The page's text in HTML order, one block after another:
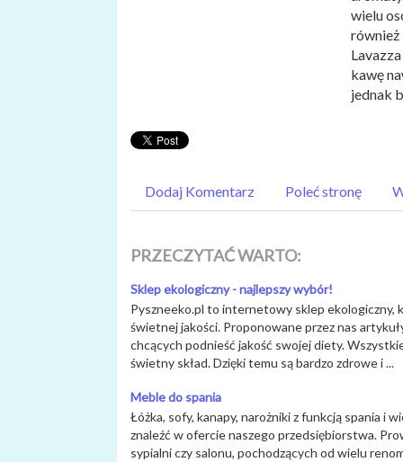
wielu
również
kawę
jednak
Dodaj Komentarz Poleć stronę
PRZECZYTAĆ WARTO:
Sklep ekologiczny - najlepszy wybór!
Pyszneeko.pl to internetowy sklep ekologiczny,
świetnej jakości. Proponowane przez nas
chcących podnieść jakość swojej diety.
świetny skład. Dzięki temu są bardzo zdrowe i ...
Meble do spania
Łóżka, sofy, kanapy, narożniki z funkcją spania i
znaleźć w ofercie naszego przedsiębiorstwa.
sypialni czy salonu, pochodzących od wielu